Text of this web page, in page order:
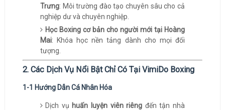
Trưng: Môi trường đào tạo chuyên sâu cho cả
nghiệp dư và chuyên nghiệp.
Học Boxing cơ bản cho người mới tại Hoàng
Mai: Khóa học nền tảng dành cho mọi đối
tượng.
2. Các Dịch Vụ Nổi Bật Chỉ Có Tại VimiDo Boxing
1-1 Hướng Dẫn Cá Nhân Hóa
Dịch vụ huấn luyện viên riêng đến tận nhà